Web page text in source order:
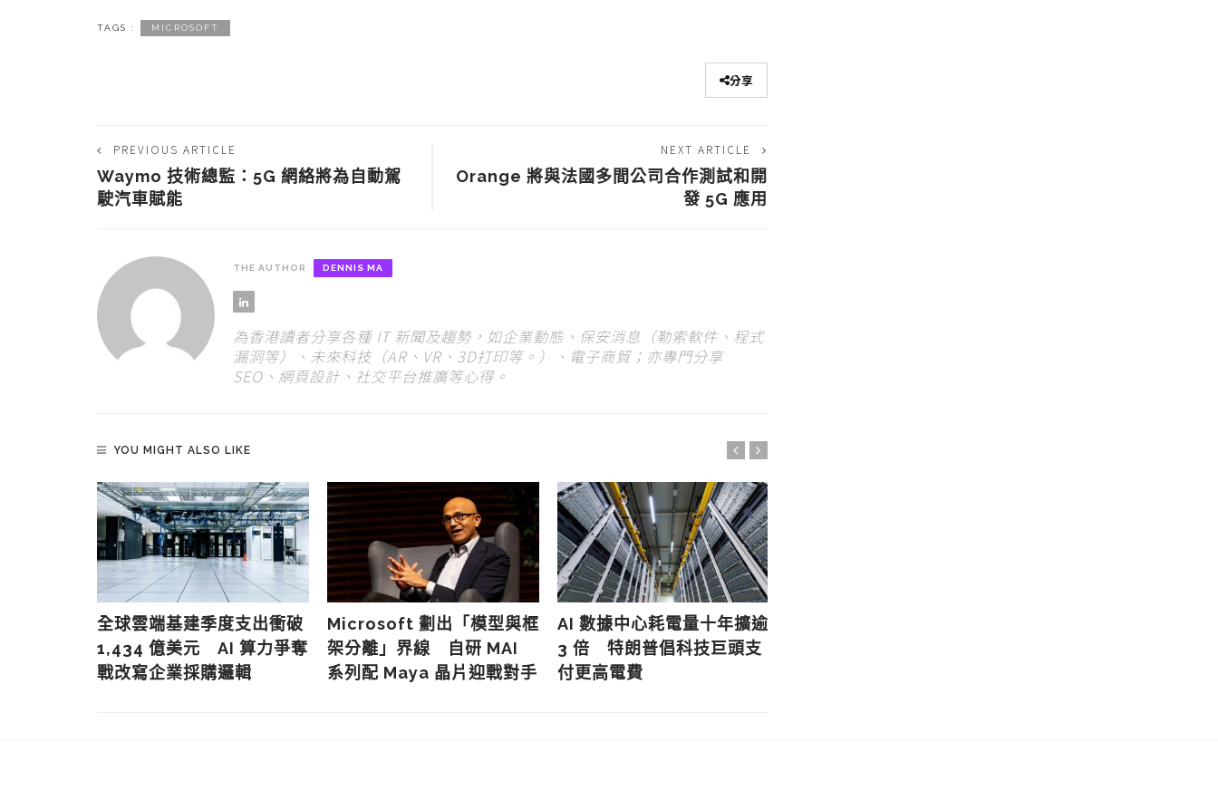
TAGS : MICROSOFT
分享
PREVIOUS ARTICLE
Waymo 技術總監：5G 網絡將為自動駕
駛汽車賦能
NEXT ARTICLE
Orange 將與法國多間公司合作測試和開
發 5G 應用
THE AUTHOR DENNIS MA
為香港讀者分享各種 IT 新聞及趨勢，如企業動態、保安消息（勒索軟件、程式
漏洞等）、未來科技（AR、VR、3D打印等。）、電子商貿；亦專門分享
SEO、網頁設計、社交平台推廣等心得。
YOU MIGHT ALSO LIKE
全球雲端基建季度支出衝破
1,434 億美元 AI 算力爭奪
戰改寫企業採購邏輯
Microsoft 劃出「模型與框
架分離」界線 自研 MAI
系列配 Maya 晶片迎戰對手
AI 數據中心耗電量十年擴逾
3 倍 特朗普倡科技巨頭支
付更高電費